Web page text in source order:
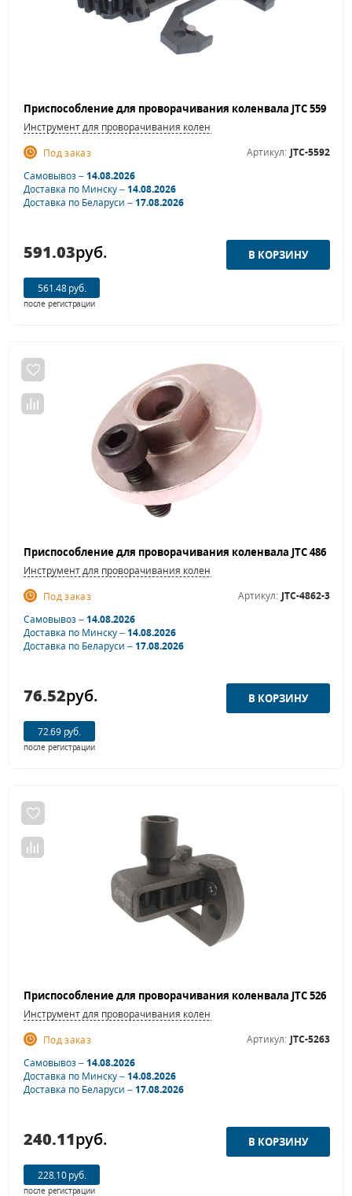
Инструмент для проворачивания коленвала
Под заказ
Артикул: JTC-5592
Самовывоз –14.08.2026
Доставка по Минску –14.08.2026
Доставка по Беларуси –17.08.2026
591.03руб.
561.48 руб.
после регистрации
Инструмент для проворачивания коленвала
Под заказ
Артикул: JTC-4862-3
Самовывоз –14.08.2026
Доставка по Минску –14.08.2026
Доставка по Беларуси –17.08.2026
76.52руб.
72.69 руб.
после регистрации
Инструмент для проворачивания коленвала
Под заказ
Артикул: JTC-5263
Самовывоз –14.08.2026
Доставка по Минску –14.08.2026
Доставка по Беларуси –17.08.2026
240.11руб.
228.10 руб.
после регистрации